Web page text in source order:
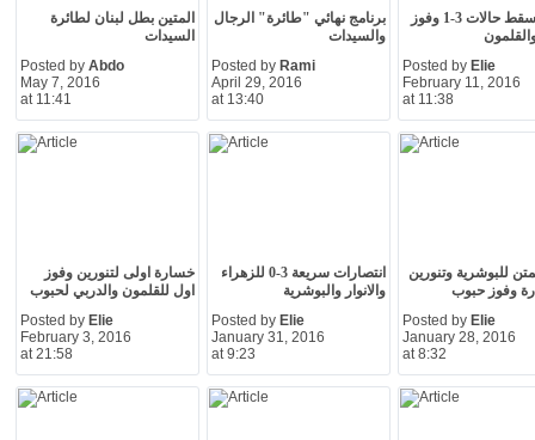
المتين بطل لبنان لطائرة
السيدات
Posted by Abdo
May 7, 2016
at 11:41
برنامج نهائي "طائرة" الرجال
والسيدات
Posted by Rami
April 29, 2016
at 13:40
الانوار اسقط حالات 3-1 وفوز
Posted by Elie
February 11, 2016
at 11:38
خسارة اولى لتنورين وفوز
اول للقلمون والدربي لحبوب
Posted by Elie
February 3, 2016
at 21:58
انتصارات سريعة 3-0 للزهراء
والانوار والبوشرية
Posted by Elie
January 31, 2016
at 9:23
للبوشرية وتنورين
وفوز حبوب
Posted by Elie
January 28, 2016
at 8:32